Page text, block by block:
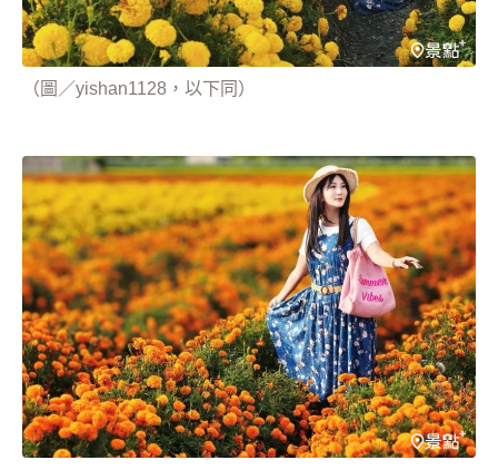
（圖／yishan1128，以下同）